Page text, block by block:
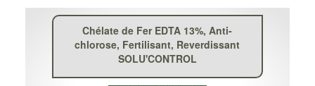
Chélate de Fer EDTA 13%, Anti-
chlorose, Fertilisant, Reverdissant
SOLU'CONTROL